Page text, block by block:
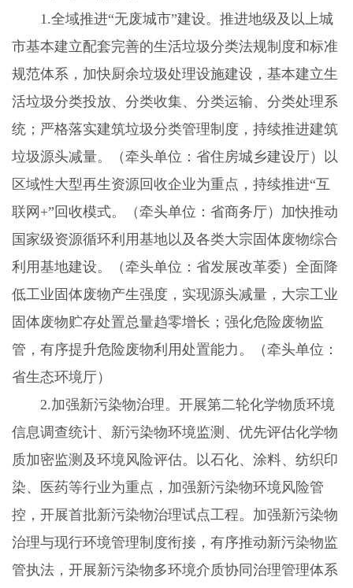
1.全域推进“无废城市”建设。推进地级及以上城
市基本建立配套完善的生活垃圾分类法规制度和标准
规范体系，加快厨余垃圾处理设施建设，基本建立生
活垃圾分类投放、分类收集、分类运输、分类处理系
统；严格落实建筑垃圾分类管理制度，持续推进建筑
垃圾源头减量。（牵头单位：省住房城乡建设厅）以
区域性大型再生资源回收企业为重点，持续推进“互
联网 +”回收模式。（牵头单位：省商务厅）加快推动
国家级资源循环利用基地以及各类大宗固体废物综合
利用基地建设。（牵头单位：省发展改革委）全面降
低工业固体废物产生强度，实现源头减量，大宗工业
固体废物贮存处置总量趋零增长；强化危险废物监
管，有序提升危险废物利用处置能力。（牵头单位：
省生态环境厅）
2.加强新污染物治理。开展第二轮化学物质环境
信息调查统计、新污染物环境监测、优先评估化学物
质加密监测及环境风险评估。以石化、涂料、纺织印
染、医药等行业为重点，加强新污染物环境风险管
控，开展首批新污染物治理试点工程。加强新污染物
治理与现行环境管理制度衔接，有序推动新污染物监
管执法，开展新污染物多环境介质协同治理管理体系